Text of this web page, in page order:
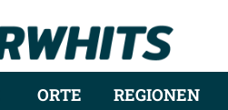
ORTE REGIONEN